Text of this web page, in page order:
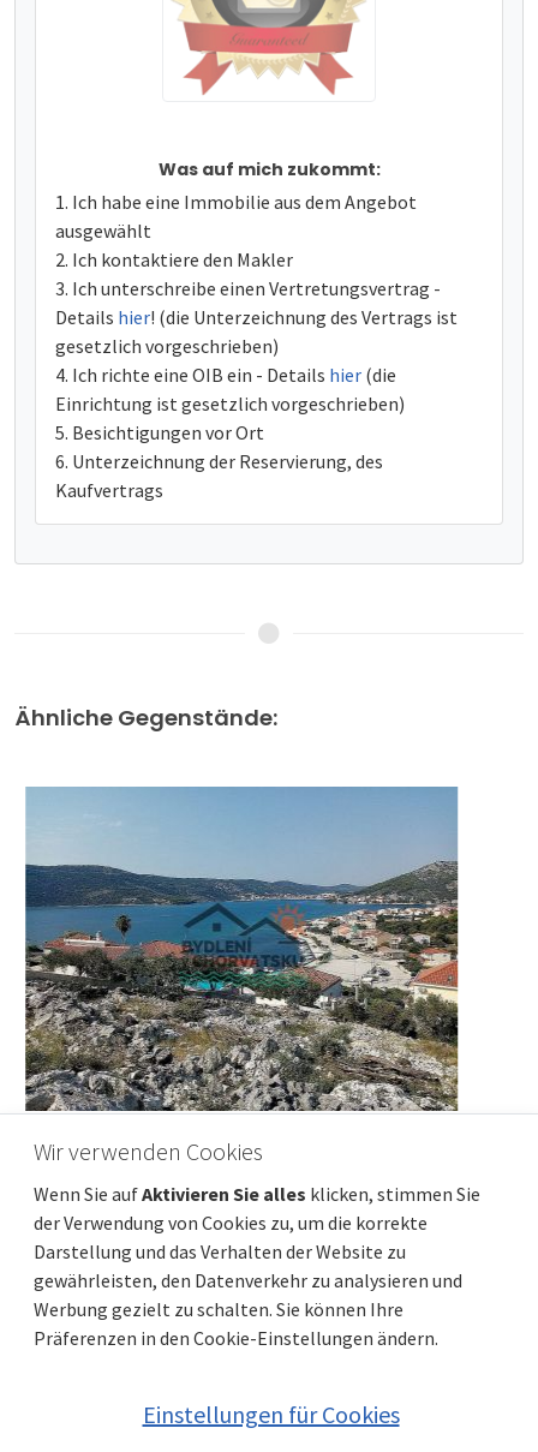
Was auf mich zukommt:
Ich habe eine Immobilie aus dem Angebot
ausgewählt
Ich kontaktiere den Makler
Ich unterschreibe einen Vertretungsvertrag -
Details hier! (die Unterzeichnung des Vertrags ist
gesetzlich vorgeschrieben)
Ich richte eine OIB ein - Details hier (die
Einrichtung ist gesetzlich vorgeschrieben)
Besichtigungen vor Ort
Unterzeichnung der Reservierung, des
Kaufvertrags
Ähnliche Gegenstände:
ZADAR, RAŽANAC – Neubau!
Fußbodenheizung, Aufzug, Meerblick,
Abstellraum...! S5
Preis291 676 € Entfernung vom meer
320 m
Gesamtfläche
Gemeindeteil
Ražanac
Wir verwenden Cookies
Wenn Sie aufAktivieren Sie alles klicken, stimmen Sie
der Verwendung von Cookies zu, um die korrekte
Darstellung und das Verhalten der Website zu
gewährleisten, den Datenverkehr zu analysieren und
Werbung gezielt zu schalten. Sie können Ihre
Präferenzen in den Cookie-Einstellungen ändern.
Einstellungen für Cookies